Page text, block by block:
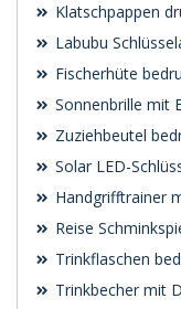
Klatschpappen
Labubu
Fischerhüte
Sonnenbrille mit
Zuziehbeutel
Solar LED-
Handgrifftrainer
Reise
Trinkflaschen
Trinkbecher mit